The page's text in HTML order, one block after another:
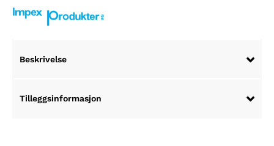
Beskrivelse
Tilleggsinformasjon